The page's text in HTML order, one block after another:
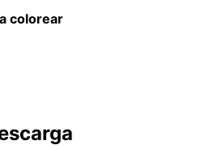
colorear